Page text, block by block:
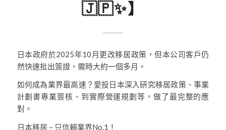
🇯🇵✨】
日本政府於2025年10月更改移居政策，但本公司客戶仍
然快速批出簽證，需時大約一個多月。
如何成為業界最高速？愛投日本深入研究移居政策、事業
計劃書專業簽核、到實際營運規劃等，做了最完整的應
對。
日本移居 – 只信賴業界No.1！